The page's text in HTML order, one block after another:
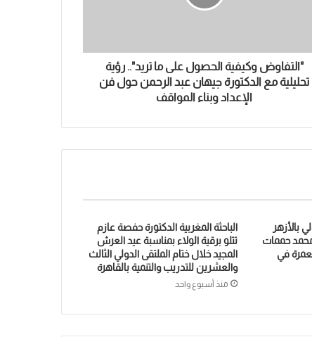
"التفاوض وكيفية الحصول على ما تريد".. رؤية
تحليلية مع الدكتورة جيهان عبد الرحمن حول فن
الإعداد وبناء المواقف
بالأزهر
محمد حممات
في
الباحثة المغربية الدكتورة حفصة عازم
تتلو برقية الولاء بمناسبة عيد العرش
المجيد خلال ختام الملتقى الدولي الثالث
والعشرين للتدريب والتنمية بالقاهرة
منذ أسبوع واحد